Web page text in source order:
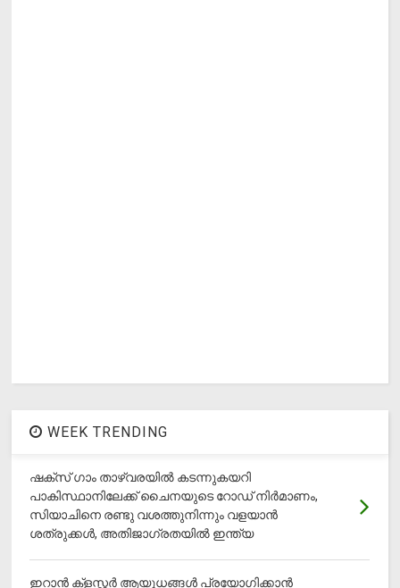
WEEK TRENDING
ഷക്സ് ​ഗാം താഴ്‌വരയിൽ കടന്നുകയറി
പാകിസ്ഥാനിലേക്ക് ചൈനയുടെ റോഡ് നിർമാണം,
സിയാചിനെ രണ്ടു വശത്തുനിന്നും വളയാൻ
ശത്രുക്കൾ, അതിജാ​ഗ്രതയിൽ ഇന്ത്യ
ഇറാന്‍ ക്‌ളസ്റ്റര്‍ ആയുധങ്ങള്‍ പ്രയോഗിക്കാന്‍